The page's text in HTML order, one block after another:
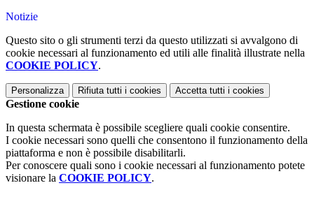
Notizie
Questo sito o gli strumenti terzi da questo utilizzati si avvalgono di
cookie necessari al funzionamento ed utili alle finalità illustrate nella
COOKIE POLICY.
Personalizza Rifiuta tutti i cookies Accetta tutti i cookies
Gestione cookie
In questa schermata è possibile scegliere quali cookie consentire.
I cookie necessari sono quelli che consentono il funzionamento della
piattaforma e non è possibile disabilitarli.
Per conoscere quali sono i cookie necessari al funzionamento potete
visionare la COOKIE POLICY.